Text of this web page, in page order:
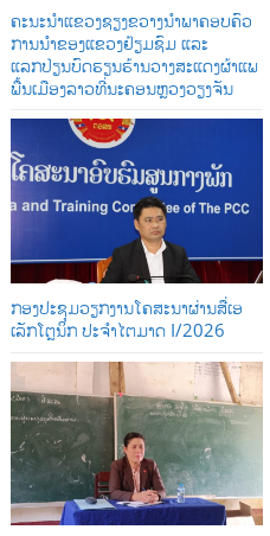
ຄະນະນຳແຂວງຊຽງຂວາງນຳພາຄອບຄົວ
ການນໍາຂອງແຂວງຢ້ຽມຊົມ ແລະ
ແລກປ່ຽນບົດຮຽນຮ້ານວາງສະແດງຜ້າແພ
ພື້ນເມືອງລາວທີ່ນະຄອນຫຼວງວຽງຈັນ
ກອງປະຊຸມວຽກງານໂຄສະນາຜ່ານສື່ເອ
ເລັກໂຕຼນິກ ປະຈໍາໄຕມາດ I/2026